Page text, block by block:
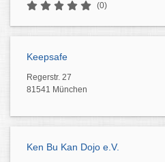
(0)
Keepsafe
Regerstr. 27
81541 München
Ken Bu Kan Dojo e.V.